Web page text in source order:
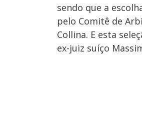
sendo que a
pelo Comitê de
Collina. E esta
ex-juiz suíço